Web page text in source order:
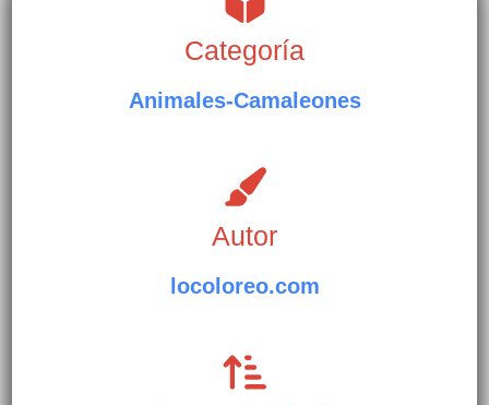
Categoría
Animales-Camaleones
Autor
locoloreo.com